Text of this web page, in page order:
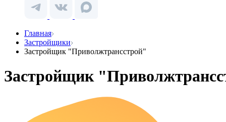
Главная
Застройщики
Застройщик "Приволжтрансстрой"
Застройщик